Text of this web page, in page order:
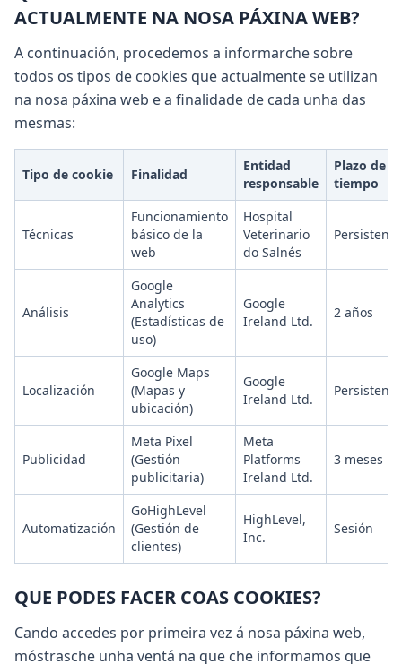
ACTUALMENTE NA NOSA PÁXINA WEB?
A continuación, procedemos a informarche sobre
todos os tipos de cookies que actualmente se utilizan
na nosa páxina web e a finalidade de cada unha das
mesmas:
Tipo de cookie Finalidad
Entidad
responsable
Plazo de
tiempo
Técnicas
Funcionamiento
básico de la
web
Hospital
Veterinario
do Salnés
Análisis
Google
Analytics
(Estadísticas de
uso)
Google
Ireland Ltd.
2 años
Localización
Google Maps
(Mapas y
ubicación)
Google
Ireland Ltd.
Persistente
Publicidad
Meta Pixel
(Gestión
publicitaria)
Meta
Platforms
Ireland Ltd.
3 meses
Automatización
GoHighLevel
(Gestión de
clientes)
HighLevel,
Inc.
Sesión
QUE PODES FACER COAS COOKIES?
Cando accedes por primeira vez á nosa páxina web,
móstrasche unha ventá na que che informamos que